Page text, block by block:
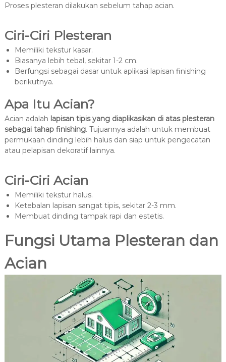
Proses plesteran dilakukan sebelum tahap acian.
Ciri-Ciri Plesteran
Memiliki tekstur kasar.
Biasanya lebih tebal, sekitar 1-2 cm.
Berfungsi sebagai dasar untuk aplikasi lapisan finishing
berikutnya.
Apa Itu Acian?
Acian adalah lapisan tipis yang diaplikasikan di atas plesteran
sebagai tahap finishing. Tujuannya adalah untuk membuat
permukaan dinding lebih halus dan siap untuk pengecatan
atau pelapisan dekoratif lainnya.
Ciri-Ciri Acian
Memiliki tekstur halus.
Ketebalan lapisan sangat tipis, sekitar 2-3 mm.
Membuat dinding tampak rapi dan estetis.
Fungsi Utama Plesteran dan
Acian